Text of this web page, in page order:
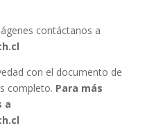
contáctanos a
con el documento de
completo. Para más
a